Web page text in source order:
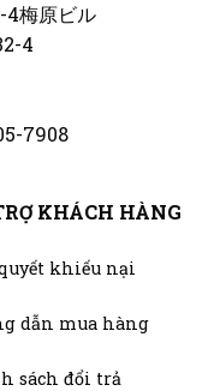
4梅原ビル
4
7908
KHÁCH HÀNG
khiếu nại
dẫn mua hàng
sách đổi trả